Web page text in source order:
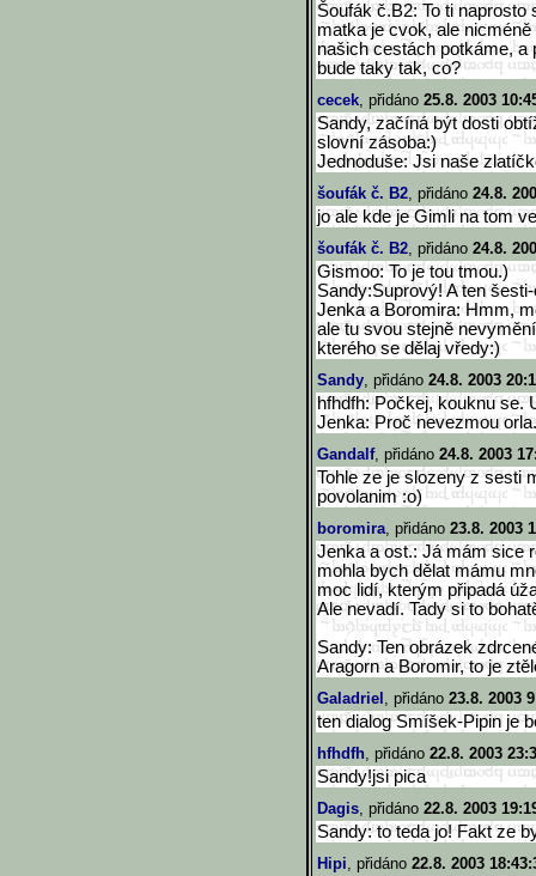
Šoufák č.B2: To ti
matka je cvok, ale
našich cestách potkáme, a
bude taky tak, co?
cecek, přidáno 25.8. 2003
Sandy, začíná být dosti
slovní zásoba:)
Jednoduše: Jsi naše
šoufák č. B2, přidáno 24.8.
jo ale kde je Gimli na tom
šoufák č. B2, přidáno 24.8.
Gismoo: To je tou tmou.)
Sandy:Suprový! A ten
Jenka a Boromira: Hmm,
ale tu svou stejně
kterého se dělaj vředy:)
Sandy, přidáno 24.8. 2003
hfhdfh: Počkej, kouknu se.
Jenka: Proč nevezmou
Gandalf, přidáno 24.8. 2003
Tohle ze je slozeny z sesti
povolanim :o)
boromira, přidáno 23.8. 2003
Jenka a ost.: Já mám sice
mohla bych dělat mámu
moc lidí, kterým připadá
Ale nevadí. Tady si to
Sandy: Ten obrázek
Aragorn a Boromir, to je
Galadriel , přidáno 23.8. 2003
ten dialog Smíšek-Pipin je
hfhdfh, přidáno 22.8. 2003
Sandy!jsi pica
Dagis, přidáno 22.8. 2003
Sandy: to teda jo! Fakt ze
Hipi, přidáno 22.8. 2003